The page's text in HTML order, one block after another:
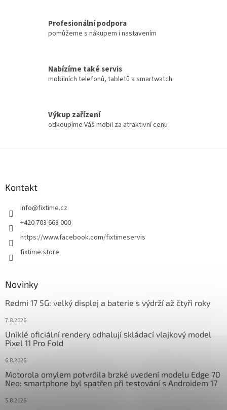
Profesionální podpora
pomůžeme s nákupem i nastavením
Nabízíme také servis
mobilních telefonů, tabletů a smartwatch
Výkup zařízení
odkoupíme Váš mobil za atraktivní cenu
Kontakt
info@fixtime.cz
+420 703 668 000
https://www.facebook.com/fixtimeservis
fixtime.store
Novinky
Redmi 17 5G: velký displej a baterie s výdrží až čtyři roky
7.8.2026
Uniklé oficiální rendery odhalují skládací vlajkový model
Pixel 11 Pro Fold
6.8.2026
Motorola omylem potvrdila brzké uvedení modelu Edge 70
Neo: smartphone byl spatřen při testování s Androidem 17
5.8.2026